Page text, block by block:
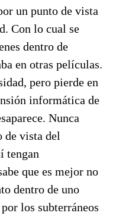
un punto de vista
Con lo cual se
dentro de
en otras películas.
pero pierde en
informática de
Nunca
de vista del
tengan
que es mejor no
dentro de uno
los subterráneos